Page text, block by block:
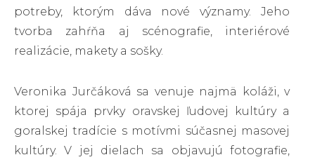
potreby, ktorým dáva nové významy. Jeho
tvorba zahŕňa aj scénografie, interiérové
realizácie, makety a sošky.
Veronika Jurčáková sa venuje najmä koláži, v
ktorej spája prvky oravskej ľudovej kultúry a
goralskej tradície s motívmi súčasnej masovej
kultúry. V jej dielach sa objavujú fotografie,